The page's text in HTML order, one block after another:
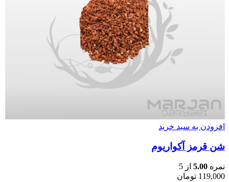
افزودن به سبد خرید
شن قرمز آکواریوم
نمره 5.00 از 5
119,000 تومان